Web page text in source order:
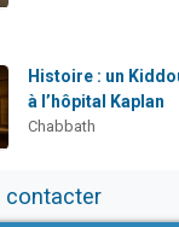
Histoire : un
à l’hôpital Kaplan
Chabbath
contacter